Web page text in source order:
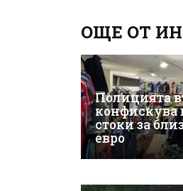
ОЩЕ ОТ
Полицията
конфискува
стоки за
евро